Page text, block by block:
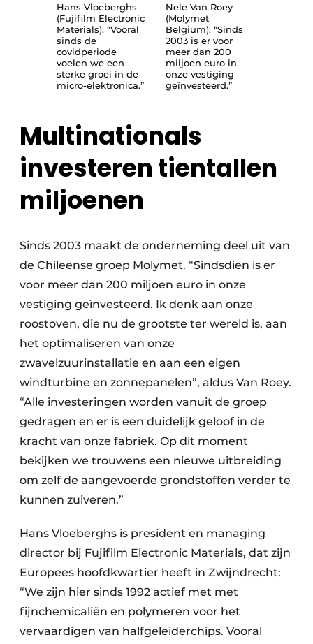
Hans Vloeberghs
(Fujifilm Electronic
Materials): “Vooral
sinds de
covidperiode
voelen we een
sterke groei in de
micro-elektronica.”
Nele Van Roey
(Molymet
Belgium): “Sinds
2003 is er voor
meer dan 200
miljoen euro in
onze vestiging
geïnvesteerd.”
Multinationals
investeren tientallen
miljoenen
Sinds 2003 maakt de onderneming deel uit van
de Chileense groep Molymet. “Sindsdien is er
voor meer dan 200 miljoen euro in onze
vestiging geïnvesteerd. Ik denk aan onze
roostoven, die nu de grootste ter wereld is, aan
het optimaliseren van onze
zwavelzuurinstallatie en aan een eigen
windturbine en zonnepanelen”, aldus Van Roey.
“Alle investeringen worden vanuit de groep
gedragen en er is een duidelijk geloof in de
kracht van onze fabriek. Op dit moment
bekijken we trouwens een nieuwe uitbreiding
om zelf de aangevoerde grondstoffen verder te
kunnen zuiveren.”
Hans Vloeberghs is president en managing
director bij Fujifilm Electronic Materials, dat zijn
Europees hoofdkwartier heeft in Zwijndrecht:
“We zijn hier sinds 1992 actief met met
fijnchemicaliën en polymeren voor het
vervaardigen van halfgeleiderchips. Vooral